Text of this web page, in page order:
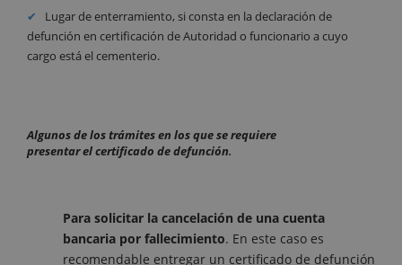
Lugar de enterramiento, si consta en la declaración de
defunción en certificación de Autoridad o funcionario a cuyo
cargo está el cementerio.
Algunosdelos trámites en los que se requiere
presentar el certificado de defunción.
Para solicitar la cancelación de una cuenta
bancaria por fallecimiento. En este caso es
recomendable entregar un certificado de defunción